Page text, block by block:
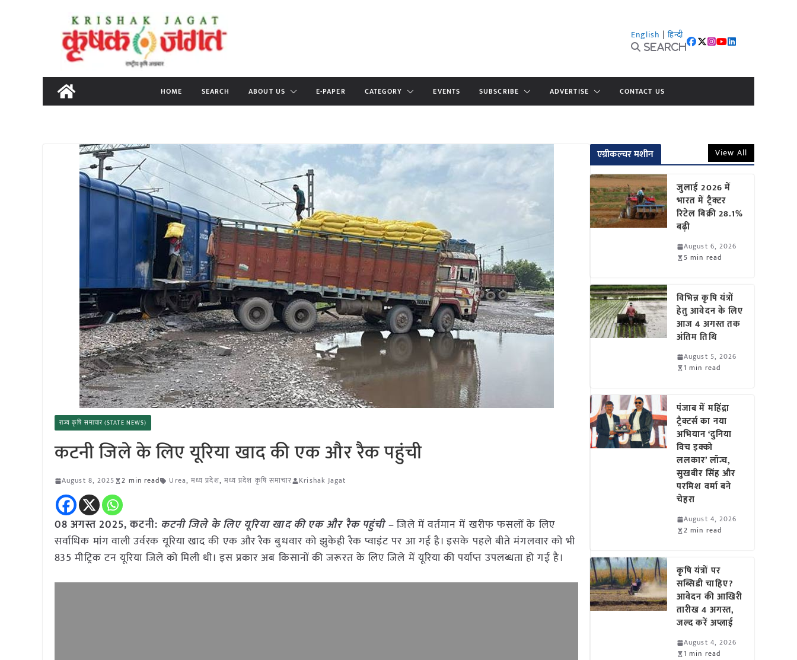
content
English | हिन्दी
Search
HOME SEARCH ABOUT US E-PAPER CATEGORY EVENTS SUBSCRIBE ADVERTISE CONTACT US
राज्य कृषि समाचार (STATE NEWS)
कटनी जिले के लिए यूरिया खाद की एक और रैक पहुंची
August 8, 2025 2 min read Urea,मध्य प्रदेश, मध्य प्रदेश कृषि समाचार Krishak Jagat
08 अगस्त 2025,कटनी: कटनी जिले के लिए यूरिया खाद की एक और रैक पहुंची –जिले में वर्तमान में खरीफ फसलों के लिए
सर्वाधिक मांग वाली उर्वरक यूरिया खाद की एक और रैक बुधवार को झुकेही रैक प्वाइंट पर आ गई है। इसके पहले बीते मंगलवार को भी
835 मीट्रिक टन यूरिया जिले को मिली थी। इस प्रकार अब किसानों की जरूरत के लिए जिले में यूरिया की पर्याप्त उपलब्धता हो गई है।
एग्रीकल्चर मशीन View All
जुलाई 2026 में
भारत में ट्रैक्टर
रिटेल बिक्री 28.1%
बढ़ी
August 6, 2026
5 min read
विभिन्न कृषि यंत्रों
हेतु आवेदन के लिए
आज 4 अगस्त तक
अंतिम तिथि
August 5, 2026
1 min read
पंजाब में महिंद्रा
ट्रैक्टर्स का नया
अभियान ‘दुनिया
विच इक्को
ललकार’ लॉन्च,
सुखबीर सिंह और
परमिश वर्मा बने
चेहरा
August 4, 2026
2 min read
कृषि यंत्रों पर
सब्सिडी चाहिए?
आवेदन की आखिरी
तारीख 4 अगस्त,
जल्द करें अप्लाई
August 4, 2026
1 min read